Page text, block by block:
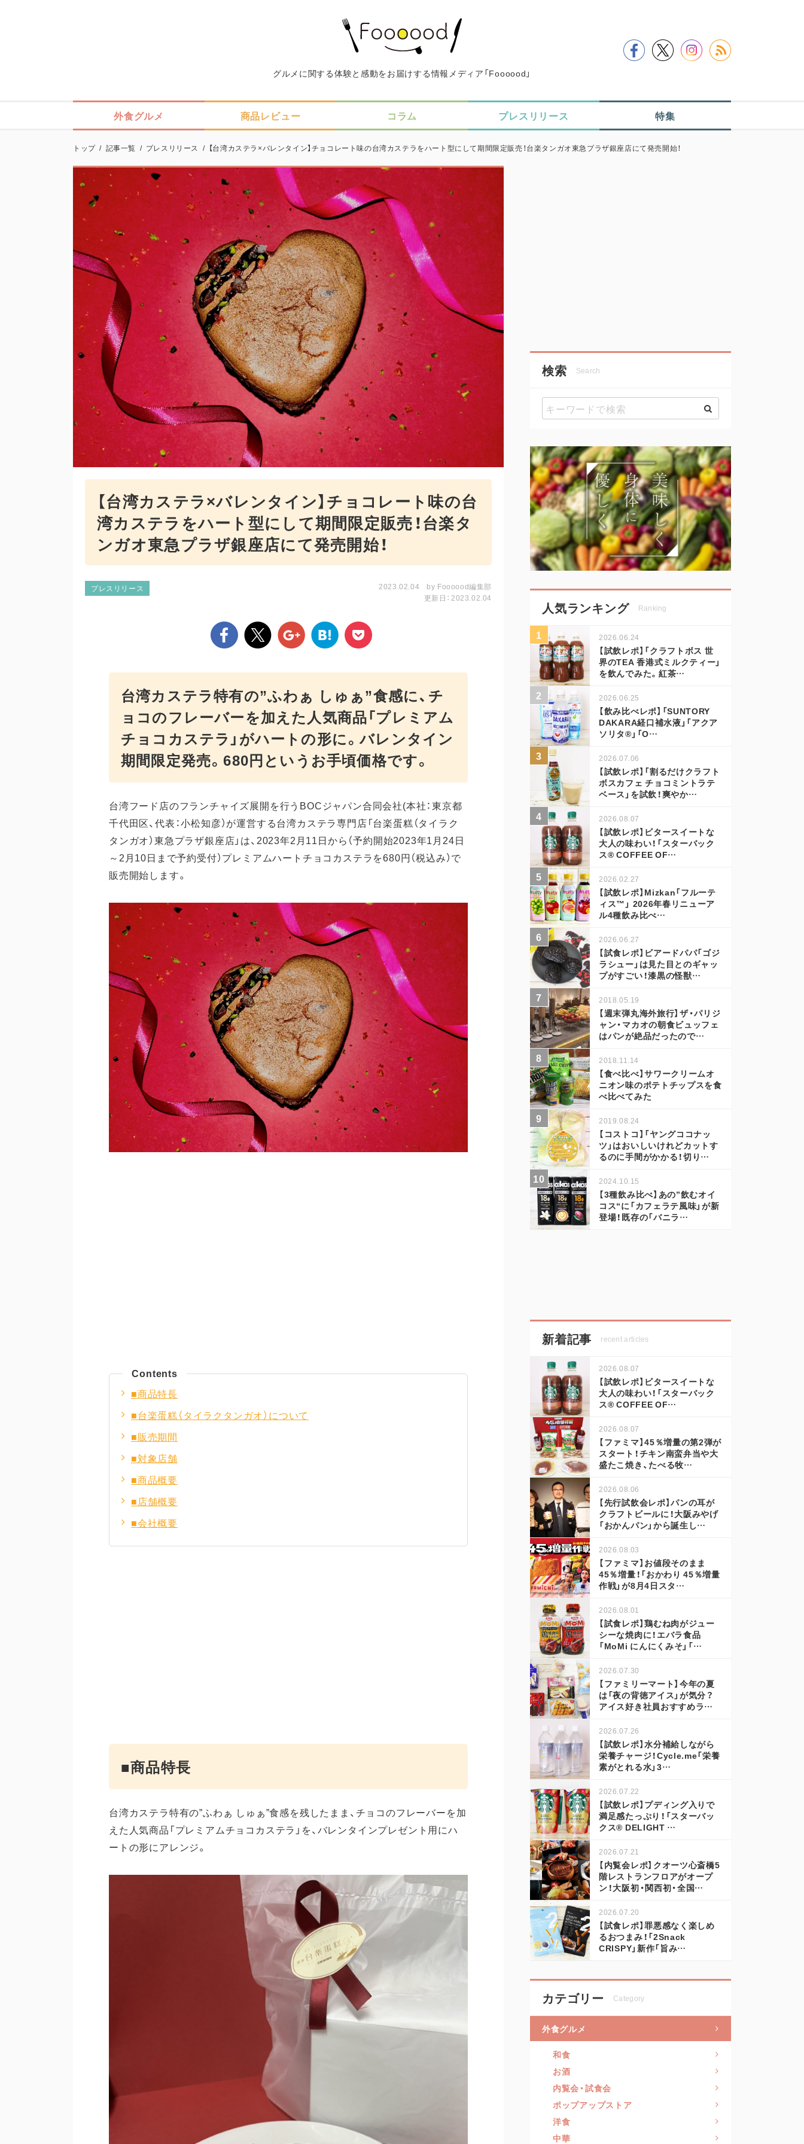
グルメに関する体験と感動をお届けする情報メディア「Foooood」
外食グルメ 商品レビュー コラム プレスリリース 特集
トップ / 記事一覧 / プレスリリース / 【台湾カステラ×バレンタイン】チョコレート味の台湾カステラをハート型にして期間限定販売！台楽タンガオ東急プラザ銀座店にて発売開始！
【台湾カステラ×バレンタイン】チョコレート味の台
湾カステラをハート型にして期間限定販売！台楽タ
ンガオ東急プラザ銀座店にて発売開始！
プレスリリース 2023.02.04 by Foooood編集部
更新日：2023.02.04
台湾カステラ特有の”ふわぁ しゅぁ”食感に、チ
ョコのフレーバーを加えた人気商品「プレミアム
チョコカステラ」がハートの形に。バレンタイン
期間限定発売。680円というお手頃価格です。
台湾フード店のフランチャイズ展開を行うBOCジャパン合同会社(本社：東京都
千代田区、代表：小松知彦）が運営する台湾カステラ専門店「台楽蛋糕（タイラク
タンガオ）東急プラザ銀座店」は、2023年2月11日から（予約開始2023年1月24日
～2月10日まで予約受付）プレミアムハートチョコカステラを680円（税込み）で
販売開始します。
Contents
■商品特長
■台楽蛋糕（タイラクタンガオ）について
■販売期間
■対象店舗
■商品概要
■店舗概要
■会社概要
■商品特長
台湾カステラ特有の”ふわぁ しゅぁ”食感を残したまま、チョコのフレーバーを加
えた人気商品「プレミアムチョコカステラ」を、バレンタインプレゼント用にハ
ートの形にアレンジ。
検索 Search
人気ランキング Ranking
2026.06.24
【試飲レポ】「クラフトボス 世
界のTEA 香港式ミルクティー」
を飲んでみた。紅茶…
2026.06.25
【飲み比べレポ】「SUNTORY
DAKARA経口補水液」「アクア
ソリタ®」「O…
2026.07.06
【試飲レポ】「割るだけクラフト
ボスカフェ チョコミントラテ
ベース」を試飲！爽やか…
2026.08.07
【試飲レポ】ビタースイートな
大人の味わい！「スターバック
ス® COFFEE OF…
2026.02.27
【試飲レポ】Mizkan「フルーテ
ィス™」 2026年春リニューア
ル4種飲み比べ…
2026.06.27
【試食レポ】ビアードパパ「ゴジ
ラシュー」は見た目とのギャッ
プがすごい！漆黒の怪獣…
2018.05.19
【週末弾丸海外旅行】ザ・パリジ
ャン・マカオの朝食ビュッフェ
はパンが絶品だったので…
2018.11.14
【食べ比べ】サワークリームオ
ニオン味のポテトチップスを食
べ比べてみた
2019.08.24
【コストコ】「ヤングココナッ
ツ」はおいしいけれどカットす
るのに手間がかかる！切り…
2024.10.15
【3種飲み比べ】あの”飲むオイ
コス“に「カフェラテ風味」が新
登場！既存の「バニラ…
新着記事 recent articles
2026.08.07
【試飲レポ】ビタースイートな
大人の味わい！「スターバック
ス® COFFEE OF…
2026.08.07
【ファミマ】45％増量の第2弾が
スタート！チキン南蛮弁当や大
盛たこ焼き、たべる牧…
2026.08.06
【先行試飲会レポ】パンの耳が
クラフトビールに！大阪みやげ
「おかんパン」から誕生し…
2026.08.03
【ファミマ】お値段そのまま
45％増量！「おかわり 45％増量
作戦」が8月4日スタ…
2026.08.01
【試食レポ】鶏むね肉がジュー
シーな焼肉に！エバラ食品
「MoMi にんにくみそ」「…
2026.07.30
【ファミリーマート】今年の夏
は「夜の背徳アイス」が気分？
アイス好き社員おすすめラ…
2026.07.26
【試飲レポ】水分補給しながら
栄養チャージ！Cycle.me「栄養
素がとれる水」3…
2026.07.22
【試飲レポ】プディング入りで
満足感たっぷり！「スターバッ
クス® DELIGHT …
2026.07.21
【内覧会レポ】クオーツ心斎橋5
階レストランフロアがオープ
ン！大阪初・関西初・全国…
2026.07.20
【試食レポ】罪悪感なく楽しめ
るおつまみ！「2Snack
CRISPY」新作「旨み…
カテゴリー Category
外食グルメ
和食
お酒
内覧会・試食会
ポップアップストア
洋食
中華